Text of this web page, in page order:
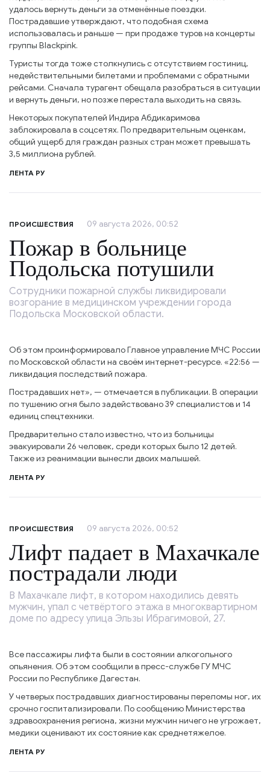
удалось вернуть деньги за отменённые поездки.
Пострадавшие утверждают, что подобная схема
использовалась и раньше — при продаже туров на концерты
группы Blackpink.
Туристы тогда тоже столкнулись с отсутствием гостиниц,
недействительными билетами и проблемами с обратными
рейсами. Сначала турагент обещала разобраться в ситуации
и вернуть деньги, но позже перестала выходить на связь.
Некоторых покупателей Индира Абдикаримова
заблокировала в соцсетях. По предварительным оценкам,
общий ущерб для граждан разных стран может превышать
3,5 миллиона рублей.
ЛЕНТА РУ
ПРОИСШЕСТВИЯ 09 августа 2026, 00:52
Пожар в больнице
Подольска потушили
Сотрудники пожарной службы ликвидировали
возгорание в медицинском учреждении города
Подольска Московской области.
Об этом проинформировало Главное управление МЧС России
по Московской области на своём интернет-ресурсе. «22:56 —
ликвидация последствий пожара.
Пострадавших нет», — отмечается в публикации. В операции
по тушению огня было задействовано 39 специалистов и 14
единиц спецтехники.
Предварительно стало известно, что из больницы
эвакуировали 26 человек, среди которых было 12 детей.
Также из реанимации вынесли двоих малышей.
ЛЕНТА РУ
ПРОИСШЕСТВИЯ 09 августа 2026, 00:52
Лифт падает в Махачкале
пострадали люди
В Махачкале лифт, в котором находились девять
мужчин, упал с четвёртого этажа в многоквартирном
доме по адресу улица Эльзы Ибрагимовой, 27.
Все пассажиры лифта были в состоянии алкогольного
опьянения. Об этом сообщили в пресс-службе ГУ МЧС
России по Республике Дагестан.
У четверых пострадавших диагностированы переломы ног, их
срочно госпитализировали. По сообщению Министерства
здравоохранения региона, жизни мужчин ничего не угрожает,
медики оценивают их состояние как среднетяжелое.
ЛЕНТА РУ